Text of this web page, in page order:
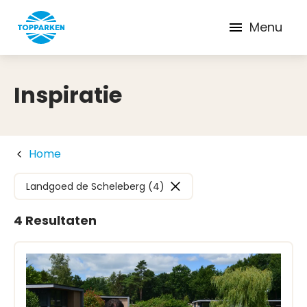
Menu
Inspiratie
Home
Landgoed de Scheleberg (4)
4 Resultaten